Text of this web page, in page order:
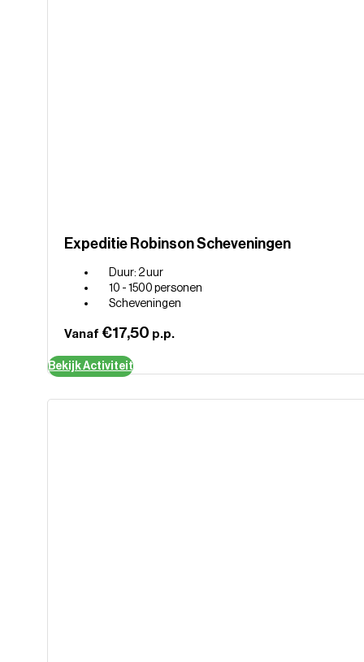
Expeditie Robinson Scheveningen
Duur: 2 uur
10 - 1500 personen
Scheveningen
Vanaf €17,50 p.p.
Bekijk Activiteit